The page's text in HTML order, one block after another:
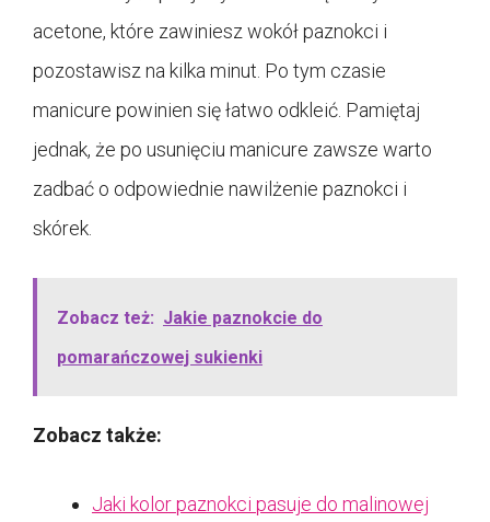
acetone, które zawiniesz wokół paznokci i
pozostawisz na kilka minut. Po tym czasie
manicure powinien się łatwo odkleić. Pamiętaj
jednak, że po usunięciu manicure zawsze warto
zadbać o odpowiednie nawilżenie paznokci i
skórek.
Zobacz też: Jakie paznokcie do
pomarańczowej sukienki
Zobacz także:
Jaki kolor paznokci pasuje do malinowej